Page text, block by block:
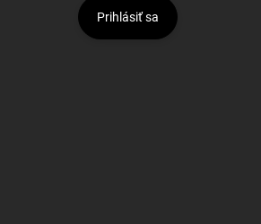
Prihlásiť sa